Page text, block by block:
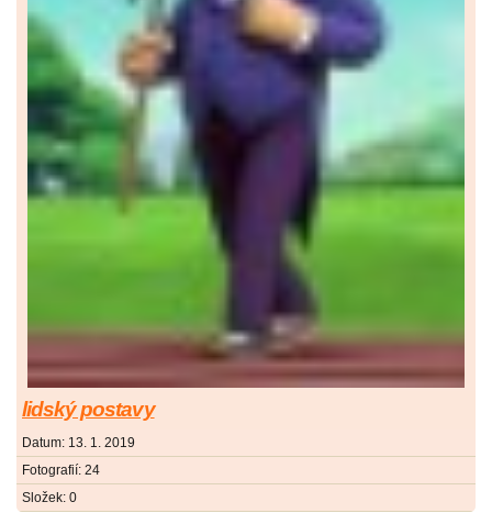
lidský postavy
Datum: 13. 1. 2019
Fotografií: 24
Složek: 0